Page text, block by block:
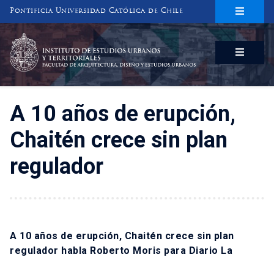
Pontificia Universidad Católica de Chile
INSTITUTO DE ESTUDIOS URBANOS
Y TERRITORIALES
FACULTAD DE ARQUITECTURA, DISEÑO Y ESTUDIOS URBANOS
A 10 años de erupción,
Chaitén crece sin plan
regulador
A 10 años de erupción, Chaitén crece sin plan
regulador habla Roberto Moris para Diario La